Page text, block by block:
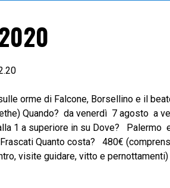
orme di Falcone, Borsellino e il
Quando? da venerdì 7 agosto a
1 a superiore in su Dove? Palermo
Quanto costa? 480€
visite guidare, vitto e